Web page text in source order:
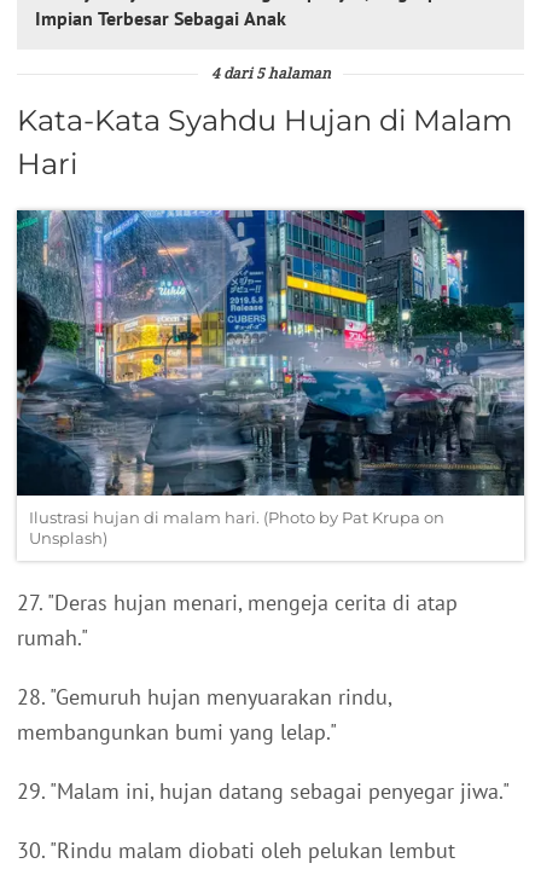
Impian Terbesar Sebagai Anak
4 dari 5 halaman
Kata-Kata Syahdu Hujan di Malam
Hari
Ilustrasi hujan di malam hari. (Photo by Pat Krupa on
Unsplash)
27. "Deras hujan menari, mengeja cerita di atap
rumah."
28. "Gemuruh hujan menyuarakan rindu,
membangunkan bumi yang lelap."
29. "Malam ini, hujan datang sebagai penyegar jiwa."
30. "Rindu malam diobati oleh pelukan lembut